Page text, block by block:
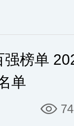
强榜单
单